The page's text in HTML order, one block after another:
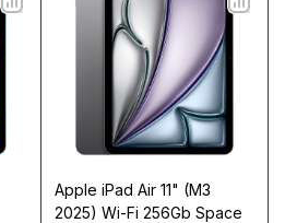
Apple iPad Air 11" (M3
2025) Wi-Fi 256Gb Space